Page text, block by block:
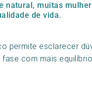
natural, muitas
de vida.
permite esclarecer
com mais